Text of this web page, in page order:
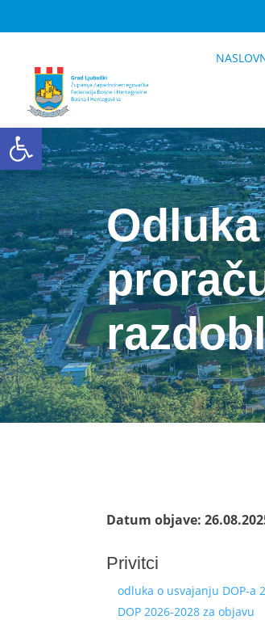
Datum objave:
Privitci
odluka o usvajanju DOP-a
DOP 2026-2028 za objavu
Open toolbar